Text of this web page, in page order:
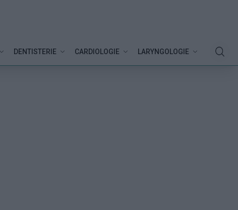
DENTISTERIE CARDIOLOGIE LARYNGOLOGIE